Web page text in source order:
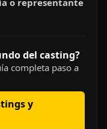
o representante
del casting?
completa paso a
y